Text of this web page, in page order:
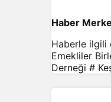
Haber
Haberle ilgili
Emekliler
Derneği #